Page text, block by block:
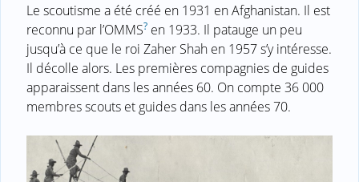
Le scoutisme a été créé en 1931 en Afghanistan. Il est
reconnu par l’OMMS? en 1933. Il patauge un peu
jusqu’à ce que le roi Zaher Shah en 1957 s’y intéresse.
Il décolle alors. Les premières compagnies de guides
apparaissent dans les années 60. On compte 36 000
membres scouts et guides dans les années 70.